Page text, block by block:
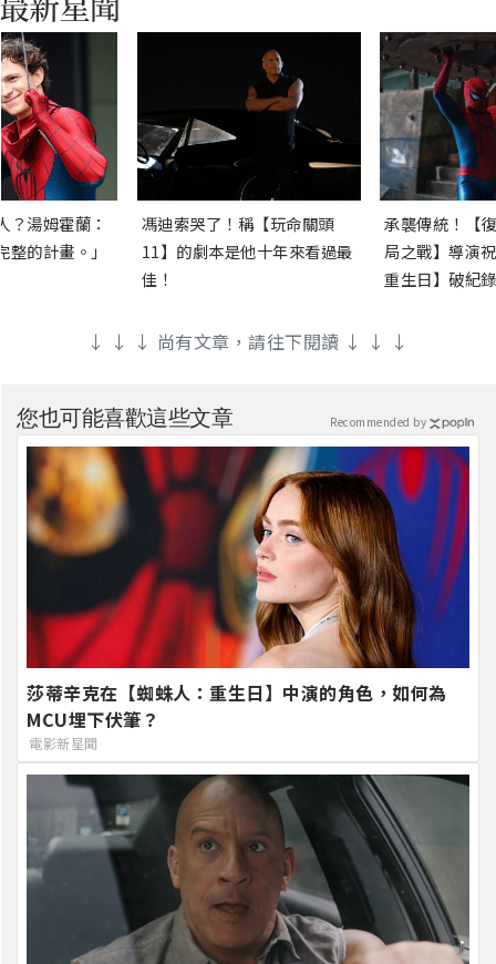
？湯姆霍蘭：
的計畫。」
馮迪索哭了！稱【玩命關頭
11】的劇本是他十年來看過最
佳！
承襲傳統！【
局之戰】導演
重生日】破紀
↓ ↓ ↓ 尚有文章，請往下閱讀 ↓ ↓ ↓
您也可能喜歡這些文章
莎蒂辛克在【蜘蛛人：重生日】中演的角色，如何為
MCU埋下伏筆？
電影新星聞
Recommended by